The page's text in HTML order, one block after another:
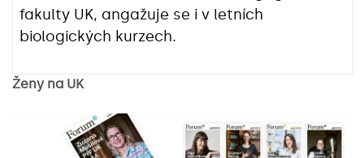
fakulty UK, angažuje se i v letních
biologických kurzech.
Ženy na UK